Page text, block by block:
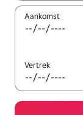
Aankomst
Vertrek